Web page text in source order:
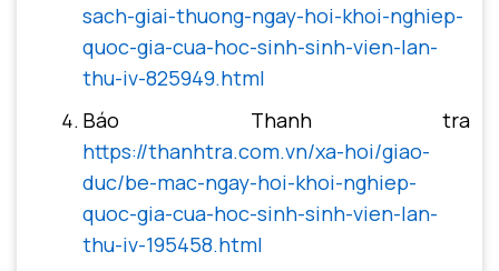
sach-giai-thuong-ngay-hoi-khoi-nghiep-
quoc-gia-cua-hoc-sinh-sinh-vien-lan-
thu-iv-825949.html
Báo Thanh tra
https://thanhtra.com.vn/xa-hoi/giao-
duc/be-mac-ngay-hoi-khoi-nghiep-
quoc-gia-cua-hoc-sinh-sinh-vien-lan-
thu-iv-195458.html